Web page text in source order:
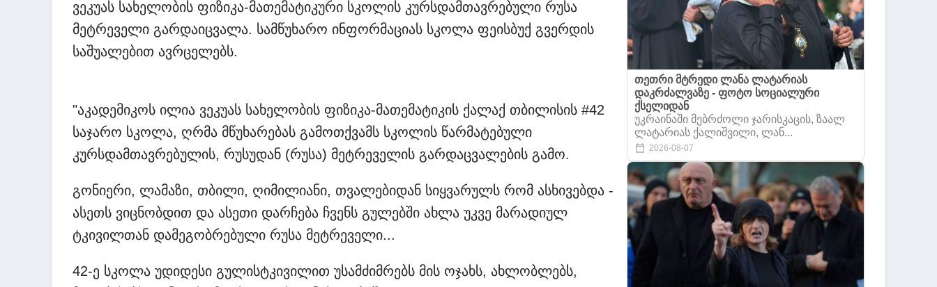
ვეკუას სახელობის ფიზიკა-მათემატიკური სკოლის კურსდამთავრებული რუსა
მეტრეველი გარდაიცვალა. სამწუხარო ინფორმაციას სკოლა ფეისბუქ გვერდის
საშუალებით ავრცელებს.
"აკადემიკოს ილია ვეკუას სახელობის ფიზიკა-მათემატიკის ქალაქ თბილისის #42
საჯარო სკოლა, ღრმა მწუხარებას გამოთქვამს სკოლის წარმატებული
კურსდამთავრებულის, რუსუდან (რუსა) მეტრეველის გარდაცვალების გამო.
გონიერი, ლამაზი, თბილი, ღიმილიანი, თვალებიდან სიყვარულს რომ ასხივებდა -
ასეთს ვიცნობდით და ასეთი დარჩება ჩვენს გულებში ახლა უკვე მარადიულ
ტკივილთან დამეგობრებული რუსა მეტრეველი...
42-ე სკოლა უდიდესი გულისტკივილით უსამძიმრებს მის ოჯახს, ახლობლებს,
თეთრი მტრედი ლანა ლატარიას
დაკრძალვაზე - ფოტო სოციალური
ქსელიდან
უკრაინაში მებრძოლი ჯარისკაცის, ზაალ
ლატარიას ქალიშვილი, ლან...
2026-08-07